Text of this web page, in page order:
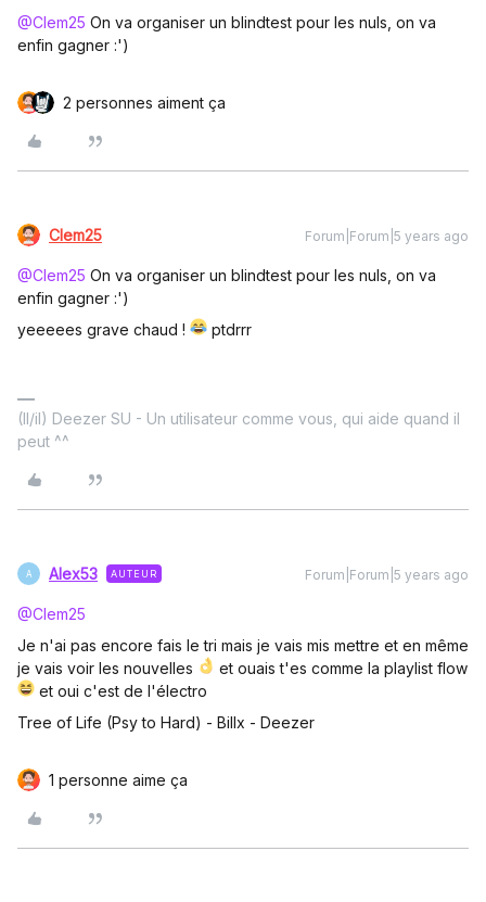
@Clem25 On va organiser un blindtest pour les nuls, on va
enfin gagner :')
2 personnes aiment ça
Clem25 Forum|Forum|5 years ago
@Clem25 On va organiser un blindtest pour les nuls, on va
enfin gagner :')
yeeeees grave chaud !
ptdrrr
(Il/il) Deezer SU - Un utilisateur comme vous, qui aide quand il
peut ^^
A Alex53 AUTEUR Forum|Forum|5 years ago
@Clem25
Je n'ai pas encore fais le tri mais je vais mis mettre et en même
je vais voir les nouvelles
et ouais t'es comme la playlist flow
et oui c'est de l'électro
Tree of Life (Psy to Hard) - Billx - Deezer
1 personne aime ça